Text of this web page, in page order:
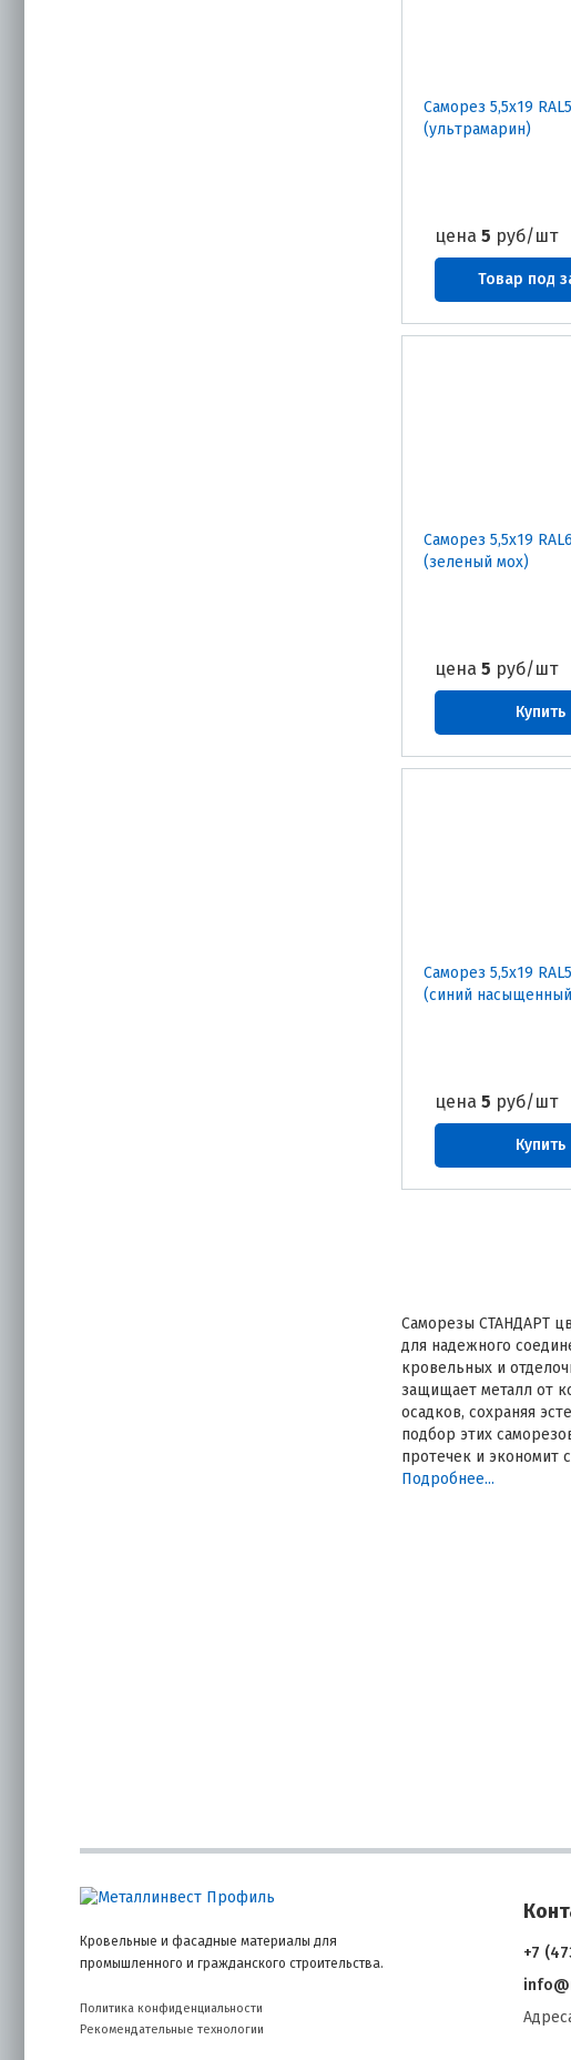
Саморез 5,5х19
(ультрамарин)
цена 5 руб/шт
Товар под
Саморез 5,5х19
(зеленый мох)
цена 5 руб/шт
Купить
Саморез 5,5х19
(синий
цена 5 руб/шт
Купить
Саморезы СТАНДАРТ
для надежного
кровельных и
защищает металл от
осадков, сохраняя
подбор этих
протечек и экономит
практическая
препятствует
Скорость и
без
рабочее время
Саморезы
Подробнее...
Кровельные и фасадные материалы для
промышленного и гражданского строительства.
Политика конфиденциальности
Рекомендательные технологии
+7